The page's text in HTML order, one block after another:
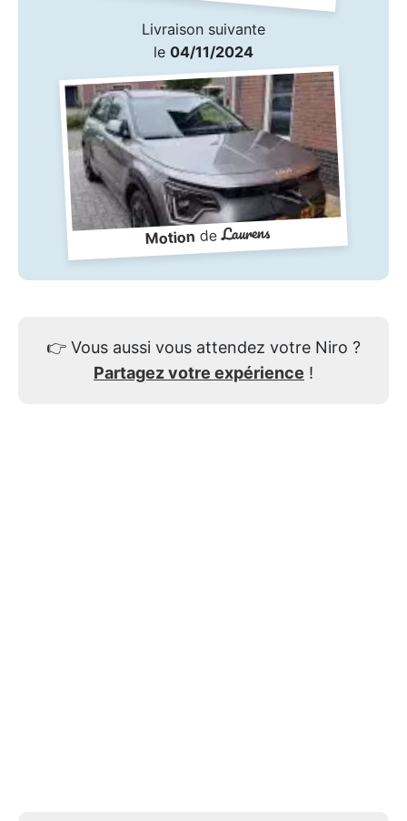
Livraison suivante
le 04/11/2024
Motion deLaurens
👉 Vous aussi vous attendez votre Niro ?
Partagez votre expérience !